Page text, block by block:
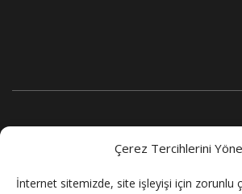
Çerez Tercihlerini
İnternet sitemizde, site işleyişi için zorunlu